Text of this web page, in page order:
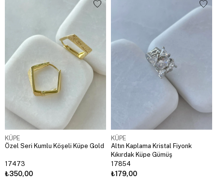
KÜPE
Özel Seri Kumlu Köşeli Küpe Gold
17473
₺350,00
KÜPE
Altın Kaplama Kristal Fiyonk
Kıkırdak Küpe Gümüş
17854
₺179,00